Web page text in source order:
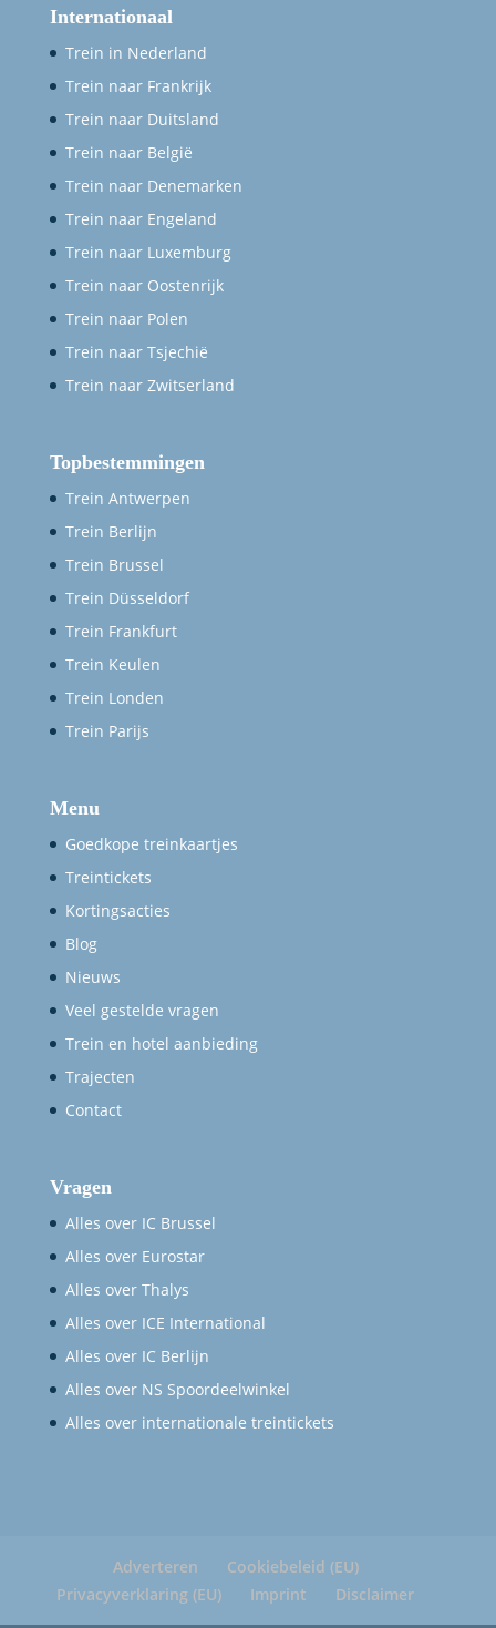
Internationaal
Trein in Nederland
Trein naar Frankrijk
Trein naar Duitsland
Trein naar België
Trein naar Denemarken
Trein naar Engeland
Trein naar Luxemburg
Trein naar Oostenrijk
Trein naar Polen
Trein naar Tsjechië
Trein naar Zwitserland
Topbestemmingen
Trein Antwerpen
Trein Berlijn
Trein Brussel
Trein Düsseldorf
Trein Frankfurt
Trein Keulen
Trein Londen
Trein Parijs
Menu
Goedkope treinkaartjes
Treintickets
Kortingsacties
Blog
Nieuws
Veel gestelde vragen
Trein en hotel aanbieding
Trajecten
Contact
Vragen
Alles over IC Brussel
Alles over Eurostar
Alles over Thalys
Alles over ICE International
Alles over IC Berlijn
Alles over NS Spoordeelwinkel
Alles over internationale treintickets
Adverteren
Cookiebeleid (EU)
Privacyverklaring (EU)
Imprint Disclaimer